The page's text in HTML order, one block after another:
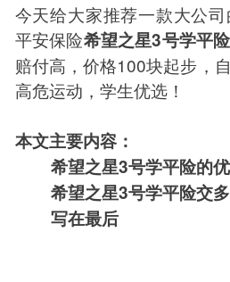
今天给大家推荐一款大公司
平安保险希望之星3号学平险
赔付高，价格100块起步，
高危运动，学生优选！
本文主要内容：
希望之星3号学平险的
希望之星3号学平险交
写在最后